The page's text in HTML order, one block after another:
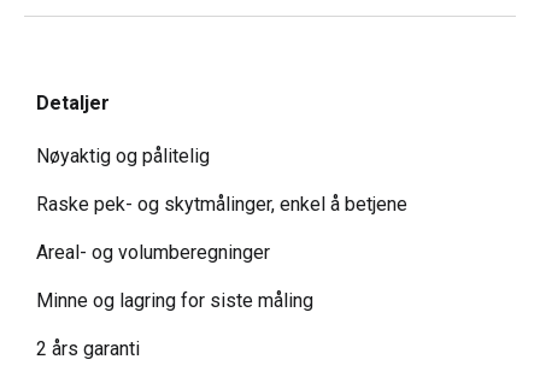
Detaljer
Nøyaktig og pålitelig
Raske pek- og skytmålinger, enkel å betjene
Areal- og volumberegninger
Minne og lagring for siste måling
2 års garanti